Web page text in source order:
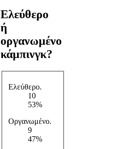
Ελεύθερο
ή
οργανωμένο
κάμπινγκ?
Ελεύθερο.
10
53%
Οργανωμένο.
9
47%